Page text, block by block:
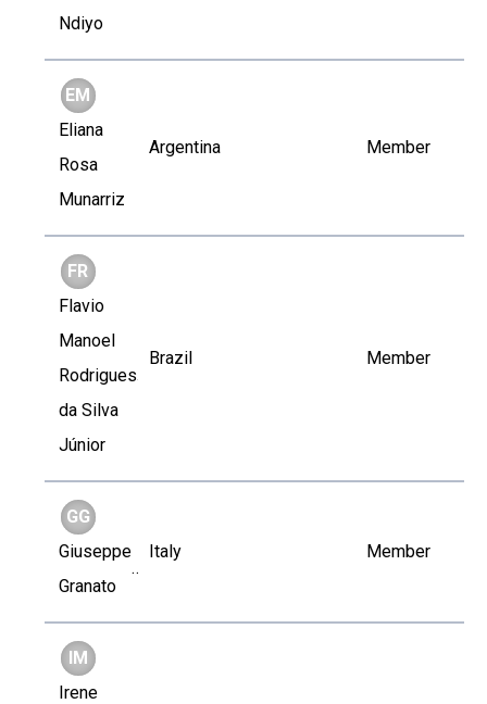
Ndiyo
EM
Eliana
Rosa
Munarriz
Argentina Member
FR
Flavio
Manoel
Rodrigues
da Silva
Júnior
Brazil Member
GG
Giuseppe
Granato
Italy Member
IM
Irene